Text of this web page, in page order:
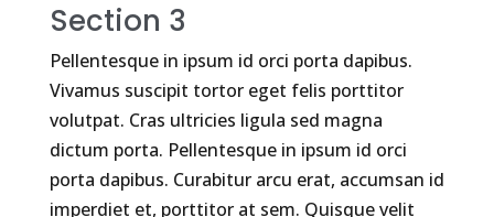
Section 3
Pellentesque in ipsum id orci porta dapibus.
Vivamus suscipit tortor eget felis porttitor
volutpat. Cras ultricies ligula sed magna
dictum porta. Pellentesque in ipsum id orci
porta dapibus. Curabitur arcu erat, accumsan id
imperdiet et, porttitor at sem. Quisque velit